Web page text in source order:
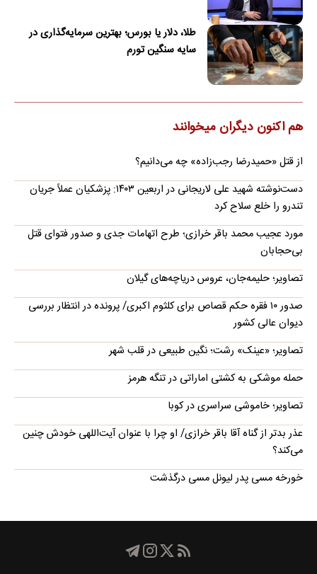
طلا، دلار یا بورس؛ بهترین سرمایه‌گذاری در
سایه سنگین تورم
هم اکنون دیگران میخوانند
از قتل «حمیدرضا رجب‌زاده» چه می‌دانیم؟
دست‌نوشته شهید علی لاریجانی در اربعین ۱۴۰۳: پزشکیان عملاً جریان
تندرو را خلع سلاح کرد
مورد عجیب محمد باقر خرازی؛ طرح اتهامات جدی و صدور فتوای قتل
بی‌حجابان
تصاویر؛ حلیمه‌جان، عروس دریاچه‌های گیلان
صدور ۱۰ فقره حکم قصاص برای کلثوم اکبری/ پرونده در انتظار بررسی
دیوان عالی کشور
تصاویر؛ «عینک» رشت؛ نگین طبیعی در قلب شهر
حمله موشکی به کشتی اماراتی در تنگه هرمز
تصاویر؛ خاموشی سراسری در کوبا
عذر بدتر از گناه آقا باقر خرازی/ او چرا با عنوان آیت‌اللهی خودش چنین
می‌کند؟
خورخه مسی پدر لیونل مسی درگذشت